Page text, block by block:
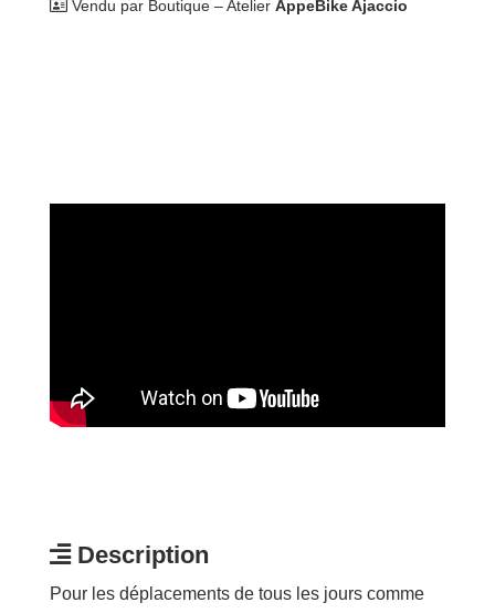
Vendu par Boutique – Atelier AppeBike Ajaccio
Description
Pour les déplacements de tous les jours comme